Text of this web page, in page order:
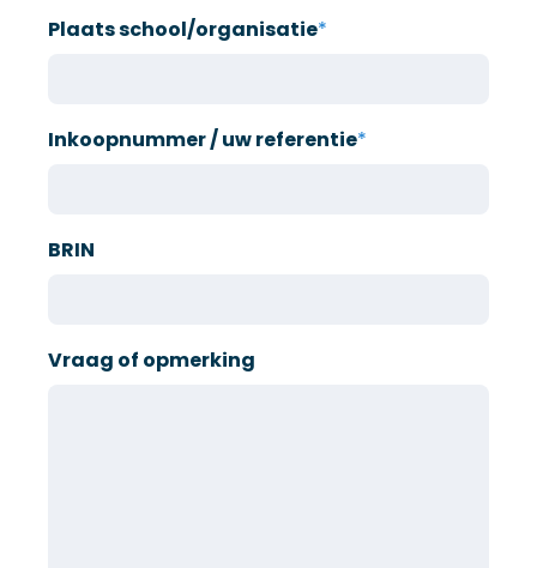
Plaats school/organisatie*
Inkoopnummer / uw referentie*
BRIN
Vraag of opmerking